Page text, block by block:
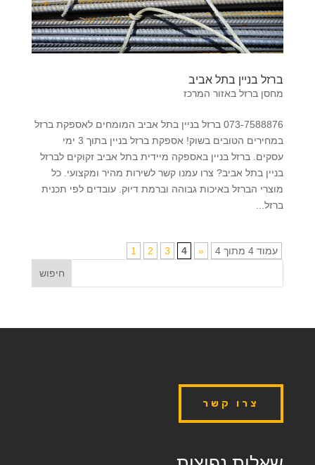
ברזל בניין בתל אביב
מחסן ברזל באזור המרכז
073-7588876 ברזל בניין בתל אביב המומחים לאספקת ברזל
במחירים הטובים בשוק! אספקת ברזל בניין בתוך 3 ימי
עסקים. ברזל בניין באספקה מיידית בתל אביב זקוקים לברזל
בניין בתל אביב? צרו עמנו קשר לשירות מהיר ומקצועי. כל
מוצרי הברזל באיכות גבוהה וברמת דיוק. עובדים לפי תכנית
ברזל...
עמוד 4 מתוך 4 «
1 2 3 4
צרו קשר